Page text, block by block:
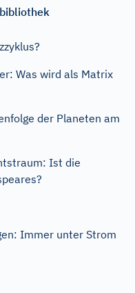
Was wird als Matrix
der Planeten am
Ist die
Immer unter Strom